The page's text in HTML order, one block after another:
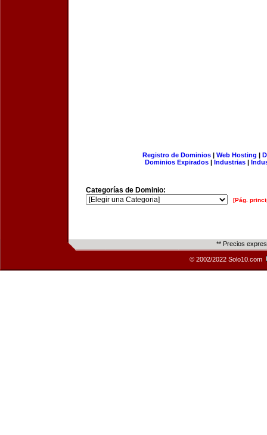
Registro de Dominios| Web Hosting |
Dominios Expirados | Industrias |
Categorías de Dominio:
[Pág.
** Precios
© 2002/2022 Solo10.com